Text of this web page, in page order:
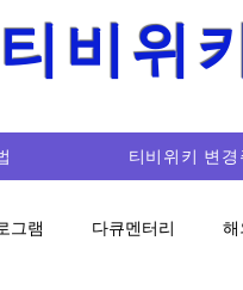
티비위
티비위키 변
그램 다큐멘터리 해